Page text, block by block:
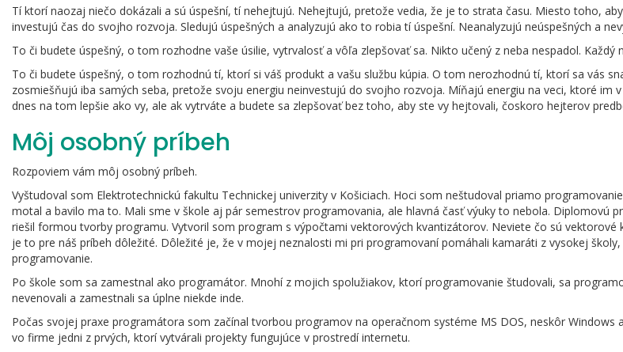
Tí ktorí naozaj niečo dokázali a sú úspešní, tí nehejtujú. Nehejtujú, pretože vedia, že je to strata času. Miesto toho,
investujú čas do svojho rozvoja. Sledujú úspešných a analyzujú ako to robia tí úspešní. Neanalyzujú neúspešných a
To či budete úspešný, o tom rozhodne vaše úsilie, vytrvalosť a vôľa zlepšovať sa. Nikto učený z neba nespadol. Každý
To či budete úspešný, o tom rozhodnú tí, ktorí si váš produkt a vašu službu kúpia. O tom nerozhodnú tí, ktorí sa vás
zosmiešňujú iba samých seba, pretože svoju energiu neinvestujú do svojho rozvoja. Míňajú energiu na veci, ktoré im
dnes na tom lepšie ako vy, ale ak vytrváte a budete sa zlepšovať bez toho, aby ste vy hejtovali, čoskoro hejterov
Môj osobný príbeh
Rozpoviem vám môj osobný príbeh.
Vyštudoval som Elektrotechnickú fakultu Technickej univerzity v Košiciach. Hoci som neštudoval priamo
motal a bavilo ma to. Mali sme v škole aj pár semestrov programovania, ale hlavná časť výuky to nebola. Diplomovú
riešil formou tvorby programu. Vytvoril som program s výpočtami vektorových kvantizátorov. Neviete čo sú vektorové
je to pre náš príbeh dôležité. Dôležité je, že v mojej neznalosti mi pri programovaní pomáhali kamaráti z vysokej
programovanie.
Po škole som sa zamestnal ako programátor. Mnohí z mojich spolužiakov, ktorí programovanie študovali, sa
nevenovali a zamestnali sa úplne niekde inde.
Počas svojej praxe programátora som začínal tvorbou programov na operačnom systéme MS DOS, neskôr Windows
vo firme jedni z prvých, ktorí vytvárali projekty fungujúce v prostredí internetu.